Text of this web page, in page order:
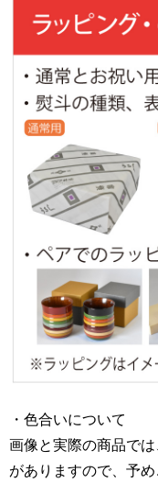
・色合いについて
画像と実際の商品で
がありますので、予め